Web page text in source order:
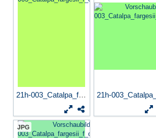
21h-003_Catalpa_fargesii_f_...
JPG